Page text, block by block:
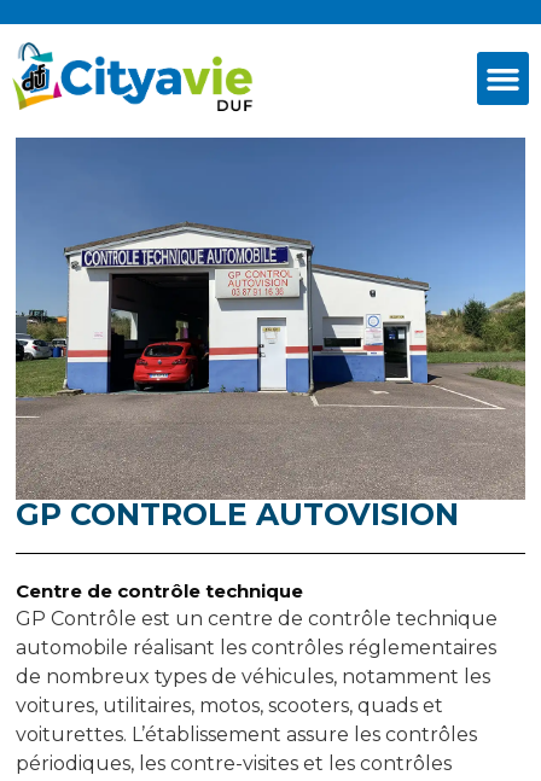
GP CONTROLE AUTOVISION
Centre de contrôle technique
GP Contrôle est un centre de contrôle technique
automobile réalisant les contrôles réglementaires
de nombreux types de véhicules, notamment les
voitures, utilitaires, motos, scooters, quads et
voiturettes. L’établissement assure les contrôles
périodiques, les contre-visites et les contrôles